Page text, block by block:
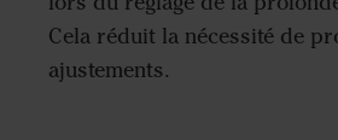
Cela réduit la nécessité de
ajustements.